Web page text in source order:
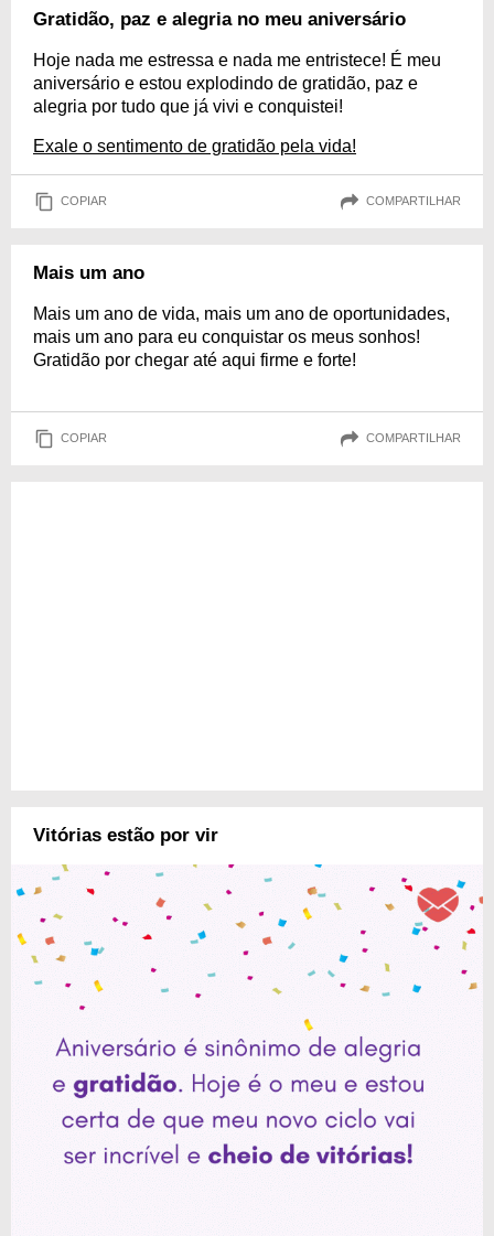
Gratidão, paz e alegria no meu aniversário
Hoje nada me estressa e nada me entristece! É meu
aniversário e estou explodindo de gratidão, paz e
alegria por tudo que já vivi e conquistei!
Exale o sentimento de gratidão pela vida!
COPIAR COMPARTILHAR
Mais um ano
Mais um ano de vida, mais um ano de oportunidades,
mais um ano para eu conquistar os meus sonhos!
Gratidão por chegar até aqui firme e forte!
COPIAR COMPARTILHAR
Vitórias estão por vir